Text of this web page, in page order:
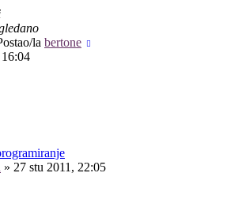
la bertone
» 27 stu 2011, 22:05